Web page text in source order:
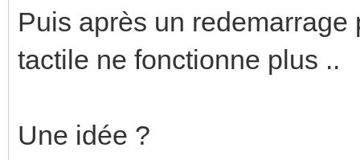
Puis après un
tactile ne fonctionne plus ..
Une idée ?